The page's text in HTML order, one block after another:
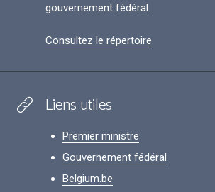
gouvernement fédéral.
Consultez le répertoire
Liens utiles
Premier ministre
Gouvernement fédéral
Belgium.be